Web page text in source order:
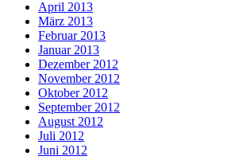
April 2013
März 2013
Februar 2013
Januar 2013
Dezember 2012
November 2012
Oktober 2012
September 2012
August 2012
Juli 2012
Juni 2012